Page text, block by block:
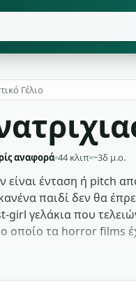
Γέλιο
αναφορά 44 κλιπ ~3δ μ.ο.
είναι ένταση ή
παιδί δεν θα
girl γελάκια που
τα horror films
demonic laughter